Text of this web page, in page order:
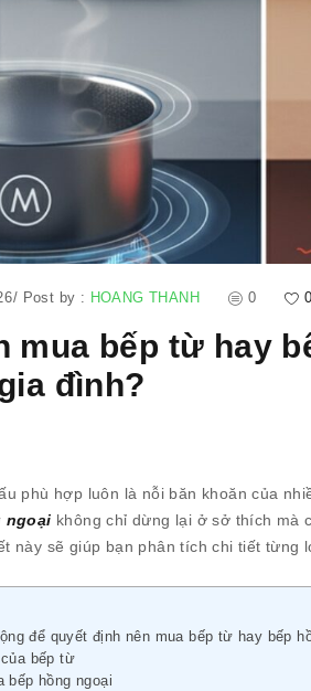
/ Post by : HOANG THANH 0 0
mua bếp từ hay
đình?
phù hợp luôn là nỗi băn khoăn của
ngoại không chỉ dừng lại ở sở thích mà
này sẽ giúp bạn phân tích chi tiết
để quyết định nên mua bếp từ hay bếp
bếp từ
bếp hồng ngoại